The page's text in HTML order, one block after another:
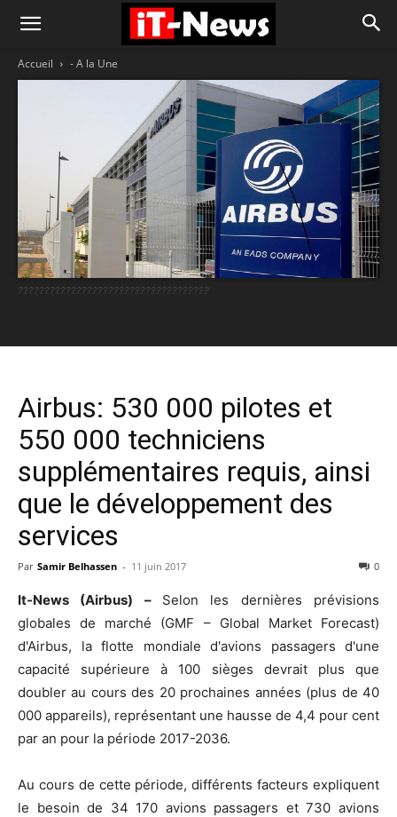
Accueil - A la Une
????????????????????????????????????
Airbus: 530 000 pilotes et
550 000 techniciens
supplémentaires requis, ainsi
que le développement des
services
Par Samir Belhassen - 11 juin 2017 0
It-News (Airbus) – Selon les dernières prévisions
globales de marché (GMF – Global Market Forecast)
d'Airbus, la flotte mondiale d'avions passagers d'une
capacité supérieure à 100 sièges devrait plus que
doubler au cours des 20 prochaines années (plus de 40
000 appareils), représentant une hausse de 4,4 pour cent
par an pour la période 2017-2036.
Au cours de cette période, différents facteurs expliquent
le besoin de 34 170 avions passagers et 730 avions